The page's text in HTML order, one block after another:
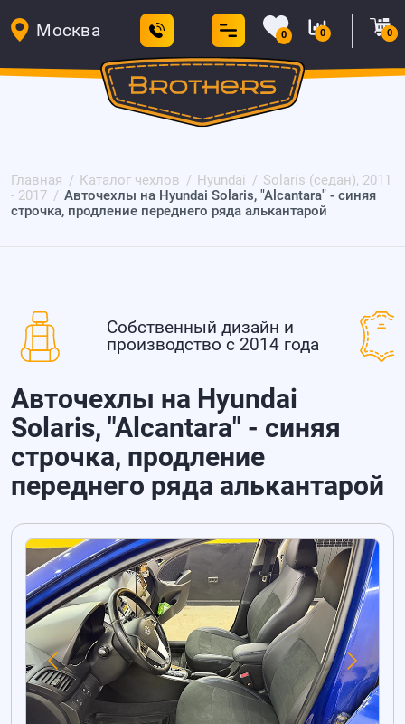
Москва 0 0 0
Главная Каталог чехлов Hyundai
Solaris (седан), 2011
- 2017
Авточехлы на Hyundai Solaris, "Alcantara" - синяя
строчка, продление переднего ряда алькантарой
Собственный дизайн и
производство с 2014 года
Авточехлы на Hyundai
Solaris, "Alcantara" - синяя
строчка, продление
переднего ряда алькантарой